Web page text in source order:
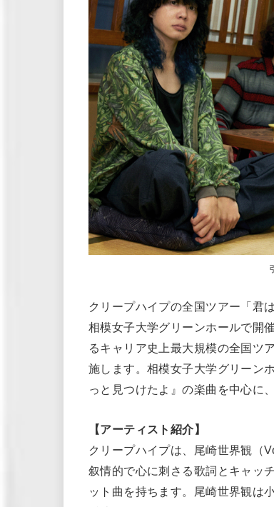
クリープハイプの全国ツアー「君
相模女子大学グリーンホールで開
るキャリア史上最大規模の全国ツ
施します。相模女子大学グリーン
っと見つけたよ』の楽曲を中心に
【アーティスト紹介】
クリープハイプは、尾崎世界観（
叙情的で心に刺さる歌詞とキャッ
ット曲を持ちます。尾崎世界観は